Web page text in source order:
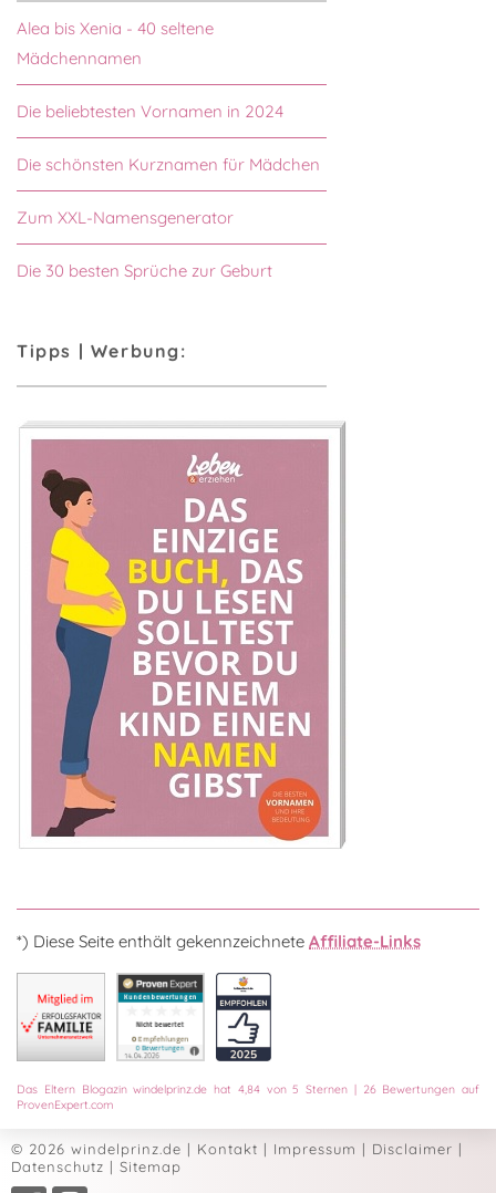
Alea bis Xenia - 40 seltene
Mädchennamen
Die beliebtesten Vornamen in 2024
Die schönsten Kurznamen für Mädchen
Zum XXL-Namensgenerator
Die 30 besten Sprüche zur Geburt
Tipps | Werbung:
*) Diese Seite enthält gekennzeichnete Affiliate-Links
Das Eltern Blogazin windelprinz.de hat 4,84von5 Sternen | 26Bewertungen auf
ProvenExpert.com
© 2026 windelprinz.de | Kontakt | Impressum | Disclaimer |
Datenschutz | Sitemap